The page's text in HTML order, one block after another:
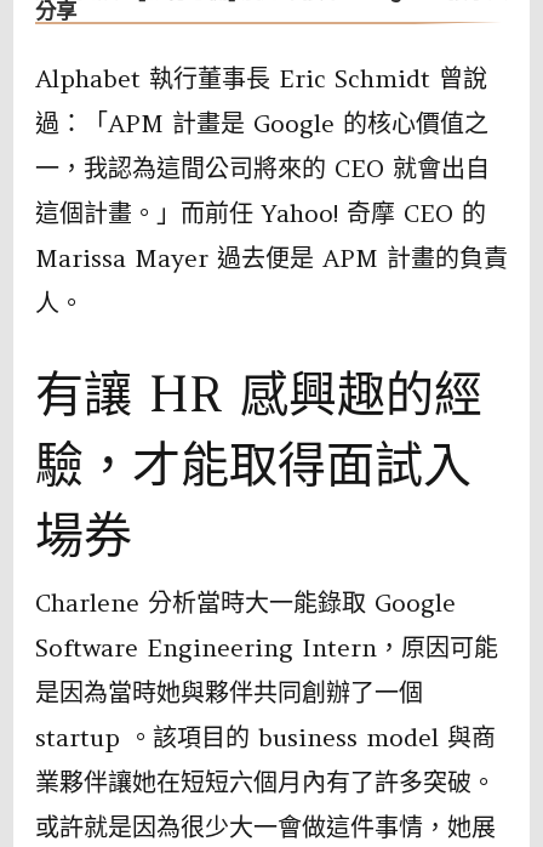
分享
Alphabet 執行董事長 Eric Schmidt 曾說
過：「APM 計畫是 Google 的核心價值之
一，我認為這間公司將來的 CEO 就會出自
這個計畫。」而前任 Yahoo! 奇摩 CEO 的
Marissa Mayer 過去便是 APM 計畫的負責
人。
有讓 HR 感興趣的經
驗，才能取得面試入
場券
Charlene 分析當時大一能錄取 Google
Software Engineering Intern，原因可能
是因為當時她與夥伴共同創辦了一個
startup 。該項目的 business model 與商
業夥伴讓她在短短六個月內有了許多突破。
或許就是因為很少大一會做這件事情，她展